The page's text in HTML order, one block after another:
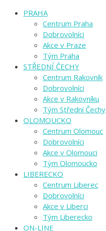
PRAHA
Centrum Praha
Dobrovolníci
Akce v Praze
Tým Praha
STŘEDNÍ ČECHY
Centrum Rakovník
Dobrovolníci
Akce v Rakovníku
Tým Střední Čechy
OLOMOUCKO
Centrum Olomouc
Dobrovolníci
Akce v Olomouci
Tým Olomoucko
LIBERECKO
Centrum Liberec
Dobrovolníci
Akce v Liberci
Tým Liberecko
ON-LINE